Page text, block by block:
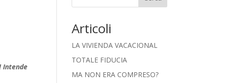
Intende
Articoli
LA VIVIENDA VACACIONAL
TOTALE FIDUCIA
MA NON ERA COMPRESO?